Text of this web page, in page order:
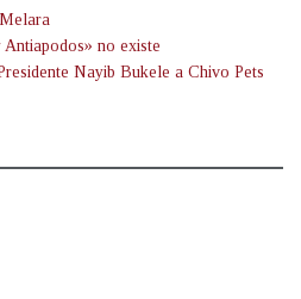
no existe
Nayib Bukele a Chivo Pets